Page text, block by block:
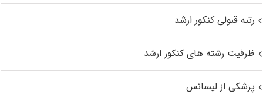
رتبه قبولی کنکور ارشد
ظرفیت رشته های کنکور ارشد
پزشکی از لیسانس